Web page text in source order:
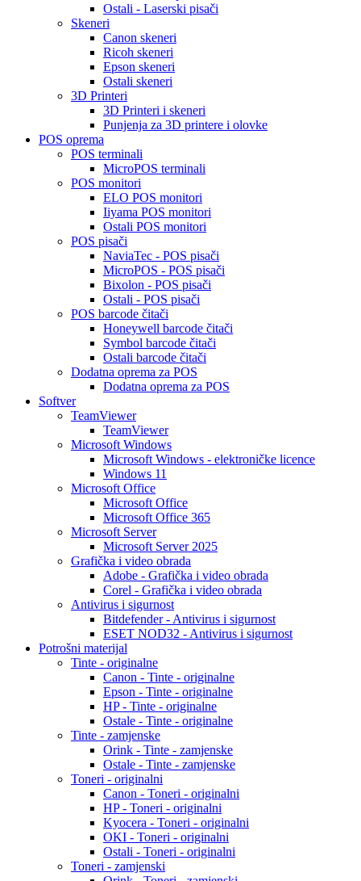
Ostali - Laserski pisači
Skeneri
Canon skeneri
Ricoh skeneri
Epson skeneri
Ostali skeneri
3D Printeri
3D Printeri i skeneri
Punjenja za 3D printere i olovke
POS oprema
POS terminali
MicroPOS terminali
POS monitori
ELO POS monitori
Iiyama POS monitori
Ostali POS monitori
POS pisači
NaviaTec - POS pisači
MicroPOS - POS pisači
Bixolon - POS pisači
Ostali - POS pisači
POS barcode čitači
Honeywell barcode čitači
Symbol barcode čitači
Ostali barcode čitači
Dodatna oprema za POS
Dodatna oprema za POS
Softver
TeamViewer
TeamViewer
Microsoft Windows
Microsoft Windows - elektroničke licence
Windows 11
Microsoft Office
Microsoft Office
Microsoft Office 365
Microsoft Server
Microsoft Server 2025
Grafička i video obrada
Adobe - Grafička i video obrada
Corel - Grafička i video obrada
Antivirus i sigurnost
Bitdefender - Antivirus i sigurnost
ESET NOD32 - Antivirus i sigurnost
Potrošni materijal
Tinte - originalne
Canon - Tinte - originalne
Epson - Tinte - originalne
HP - Tinte - originalne
Ostale - Tinte - originalne
Tinte - zamjenske
Orink - Tinte - zamjenske
Ostale - Tinte - zamjenske
Toneri - originalni
Canon - Toneri - originalni
HP - Toneri - originalni
Kyocera - Toneri - originalni
OKI - Toneri - originalni
Ostali - Toneri - originalni
Toneri - zamjenski